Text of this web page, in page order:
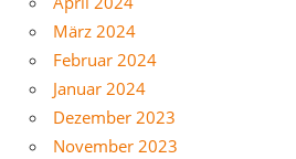
März 2024
Februar 2024
Januar 2024
Dezember 2023
November 2023